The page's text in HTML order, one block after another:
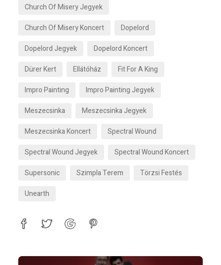
Church Of Misery Jegyek
Church Of Misery Koncert
Dopelord
Dopelord Jegyek
Dopelord Koncert
Dürer Kert
Ellátóház
Fit For A King
Impro Painting
Impro Painting Jegyek
Meszecsinka
Meszecsinka Jegyek
Meszecsinka Koncert
Spectral Wound
Spectral Wound Jegyek
Spectral Wound Koncert
Supersonic
Szimpla Terem
Törzsi Festés
Unearth